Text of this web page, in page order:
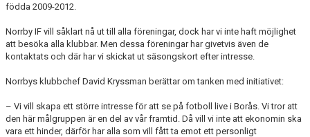
födda 2009-2012.
Norrby IF vill såklart nå ut till alla föreningar, dock har vi inte haft möjlighet
att besöka alla klubbar. Men dessa föreningar har givetvis även de
kontaktats och där har vi skickat ut säsongskort efter intresse.
Norrbys klubbchef David Kryssman berättar om tanken med initiativet:
– Vi vill skapa ett större intresse för att se på fotboll live i Borås. Vi tror att
den här målgruppen är en del av vår framtid. Då vill vi inte att ekonomin ska
vara ett hinder, därför har alla som vill fått ta emot ett personligt